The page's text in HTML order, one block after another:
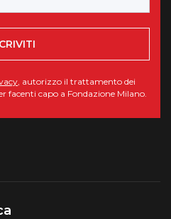
, autorizzo il trattamento dei
facenti capo a Fondazione Milano.